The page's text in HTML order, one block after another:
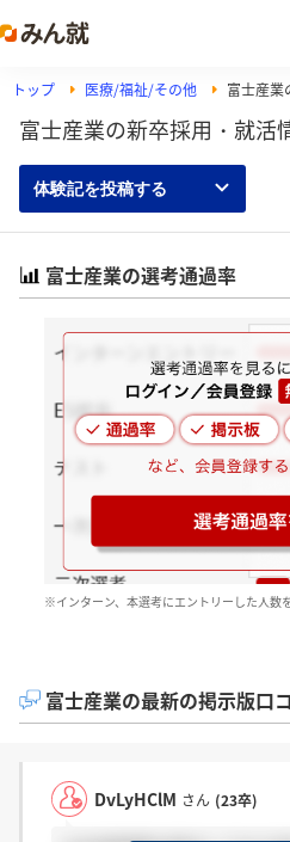
トップ 医療/福祉/その他 富士産業
富士産業の新卒採用・就活
体験記を投稿する
富士産業の選考通過率
※インターン、本選考にエントリーした人数
富士産業の最新の掲示版口
DvLyHClM さん (23卒)